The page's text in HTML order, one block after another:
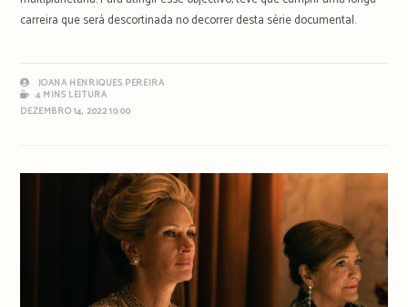
carreira que será descortinada no decorrer desta série documental.
JOANA HENRIQUES PEREIRA
4 MINS LEITURA
DEZEMBRO 14, 2022 10:00